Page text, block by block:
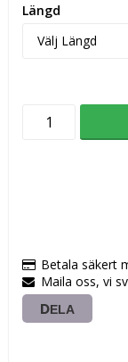
Längd
Betala säkert
Maila oss, vi
DELA